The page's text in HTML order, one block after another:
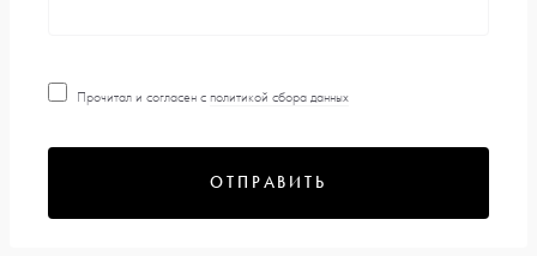
Прочитал и согласен с политикой сбора данных
ОТПРАВИТЬ